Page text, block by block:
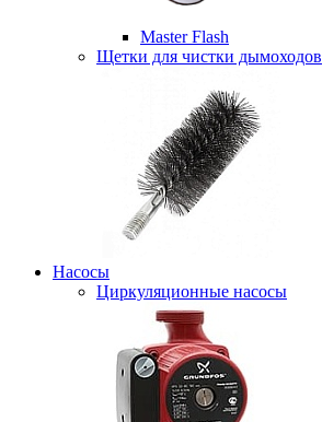
Master Flash
Щетки для чистки дымоходов
Насосы
Циркуляционные насосы